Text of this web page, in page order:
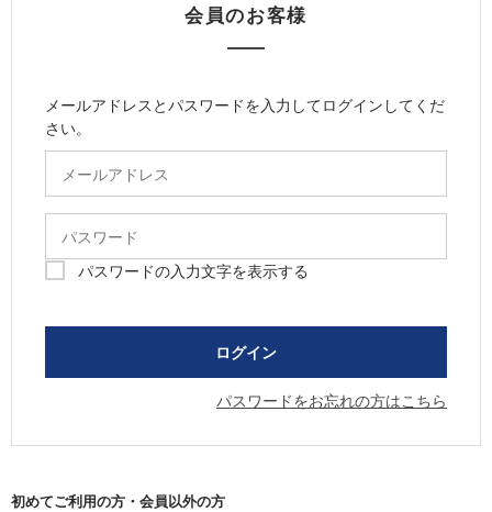
会員のお客様
メールアドレスとパスワードを入力してログインしてくだ
さい。
パスワードの入力文字を表示する
パスワードをお忘れの方はこちら
初めてご利用の方・会員以外の方